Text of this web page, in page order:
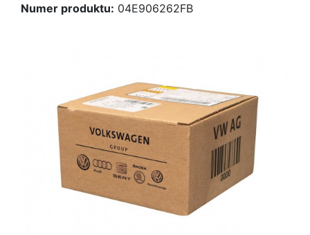
Numer produktu: 04E906262FB